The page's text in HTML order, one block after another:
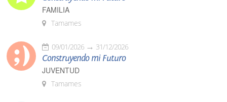
FAMILIA
Tamames
09/01/2026 31/12/2026
Construyendo mi Futuro
JUVENTUD
Tamames